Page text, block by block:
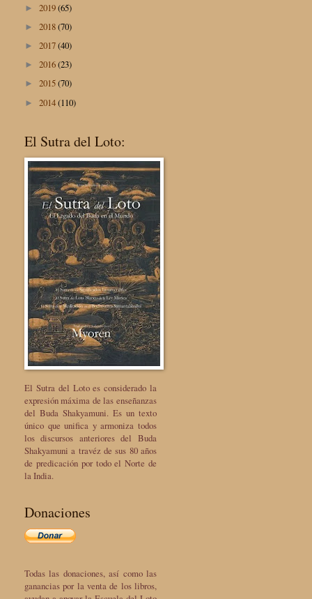
► 2019(65)
► 2018(70)
► 2017(40)
► 2016(23)
► 2015(70)
► 2014(110)
El Sutra del Loto:
El Sutra del Loto es considerado la
expresión máxima de las enseñanzas
del Buda Shakyamuni. Es un texto
único que unifica y armoniza todos
los discursos anteriores del Buda
Shakyamuni a travéz de sus 80 años
de predicación por todo el Norte de
la India.
Donaciones
Todas las donaciones, así como las
ganancias por la venta de los libros,